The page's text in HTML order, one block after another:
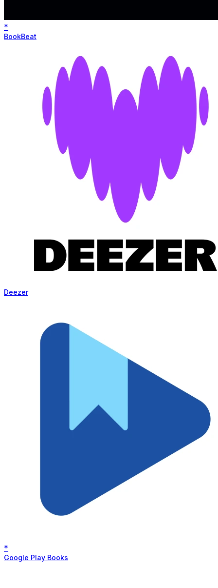
*
BookBeat
Deezer
*
Google Play Books